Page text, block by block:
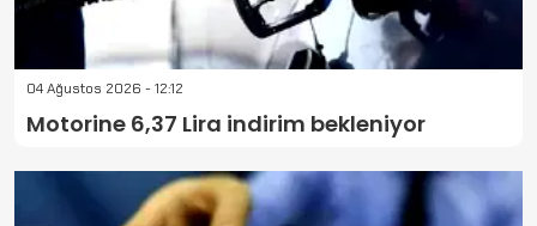
04 Ağustos 2026 - 12:12
Motorine 6,37 Lira indirim bekleniyor